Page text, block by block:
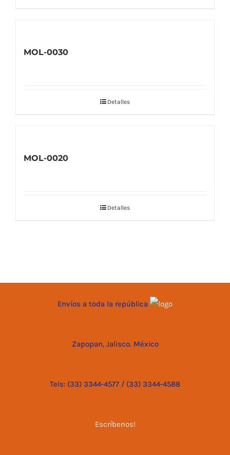
MOL-0030
Detalles
MOL-0020
Detalles
Envíos a toda la república
Zapopan, Jalisco. México
Tels: (33) 3344-4577 / (33) 3344-4588
Escríbenos!